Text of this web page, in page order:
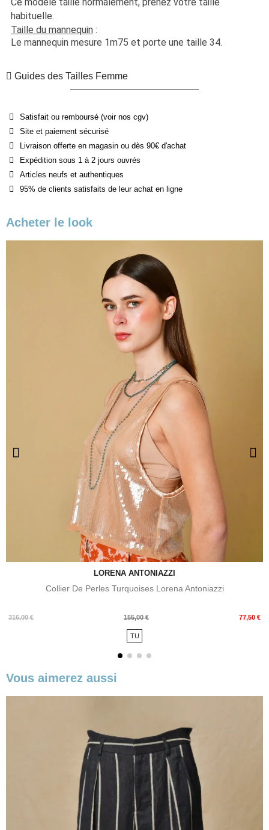
habituelle.
Taille du mannequin :
Le mannequin mesure 1m75 et porte une taille 34.
Guides des Tailles Femme
Satisfait ou remboursé (voir nos cgv)
Site et paiement sécurisé
Livraison offerte en magasin ou dès 90€ d'achat
Expédition sous 1 à 2 jours ouvrés
Articles neufs et authentiques
95% de clients satisfaits de leur achat en ligne
Acheter le look
LORENA ANTONIAZZI
Collier De Perles Turquoises Lorena Antoniazzi
316,00 €
Prix
155,00 € 77,50 €
Prix
TU
Vous aimerez aussi